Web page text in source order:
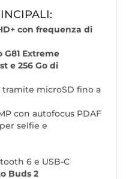
con frequenza di
G81 Extreme
e 256 Go di
microSD fino a
con autofocus PDAF
selfie e
6 e USB-C
Buds 2